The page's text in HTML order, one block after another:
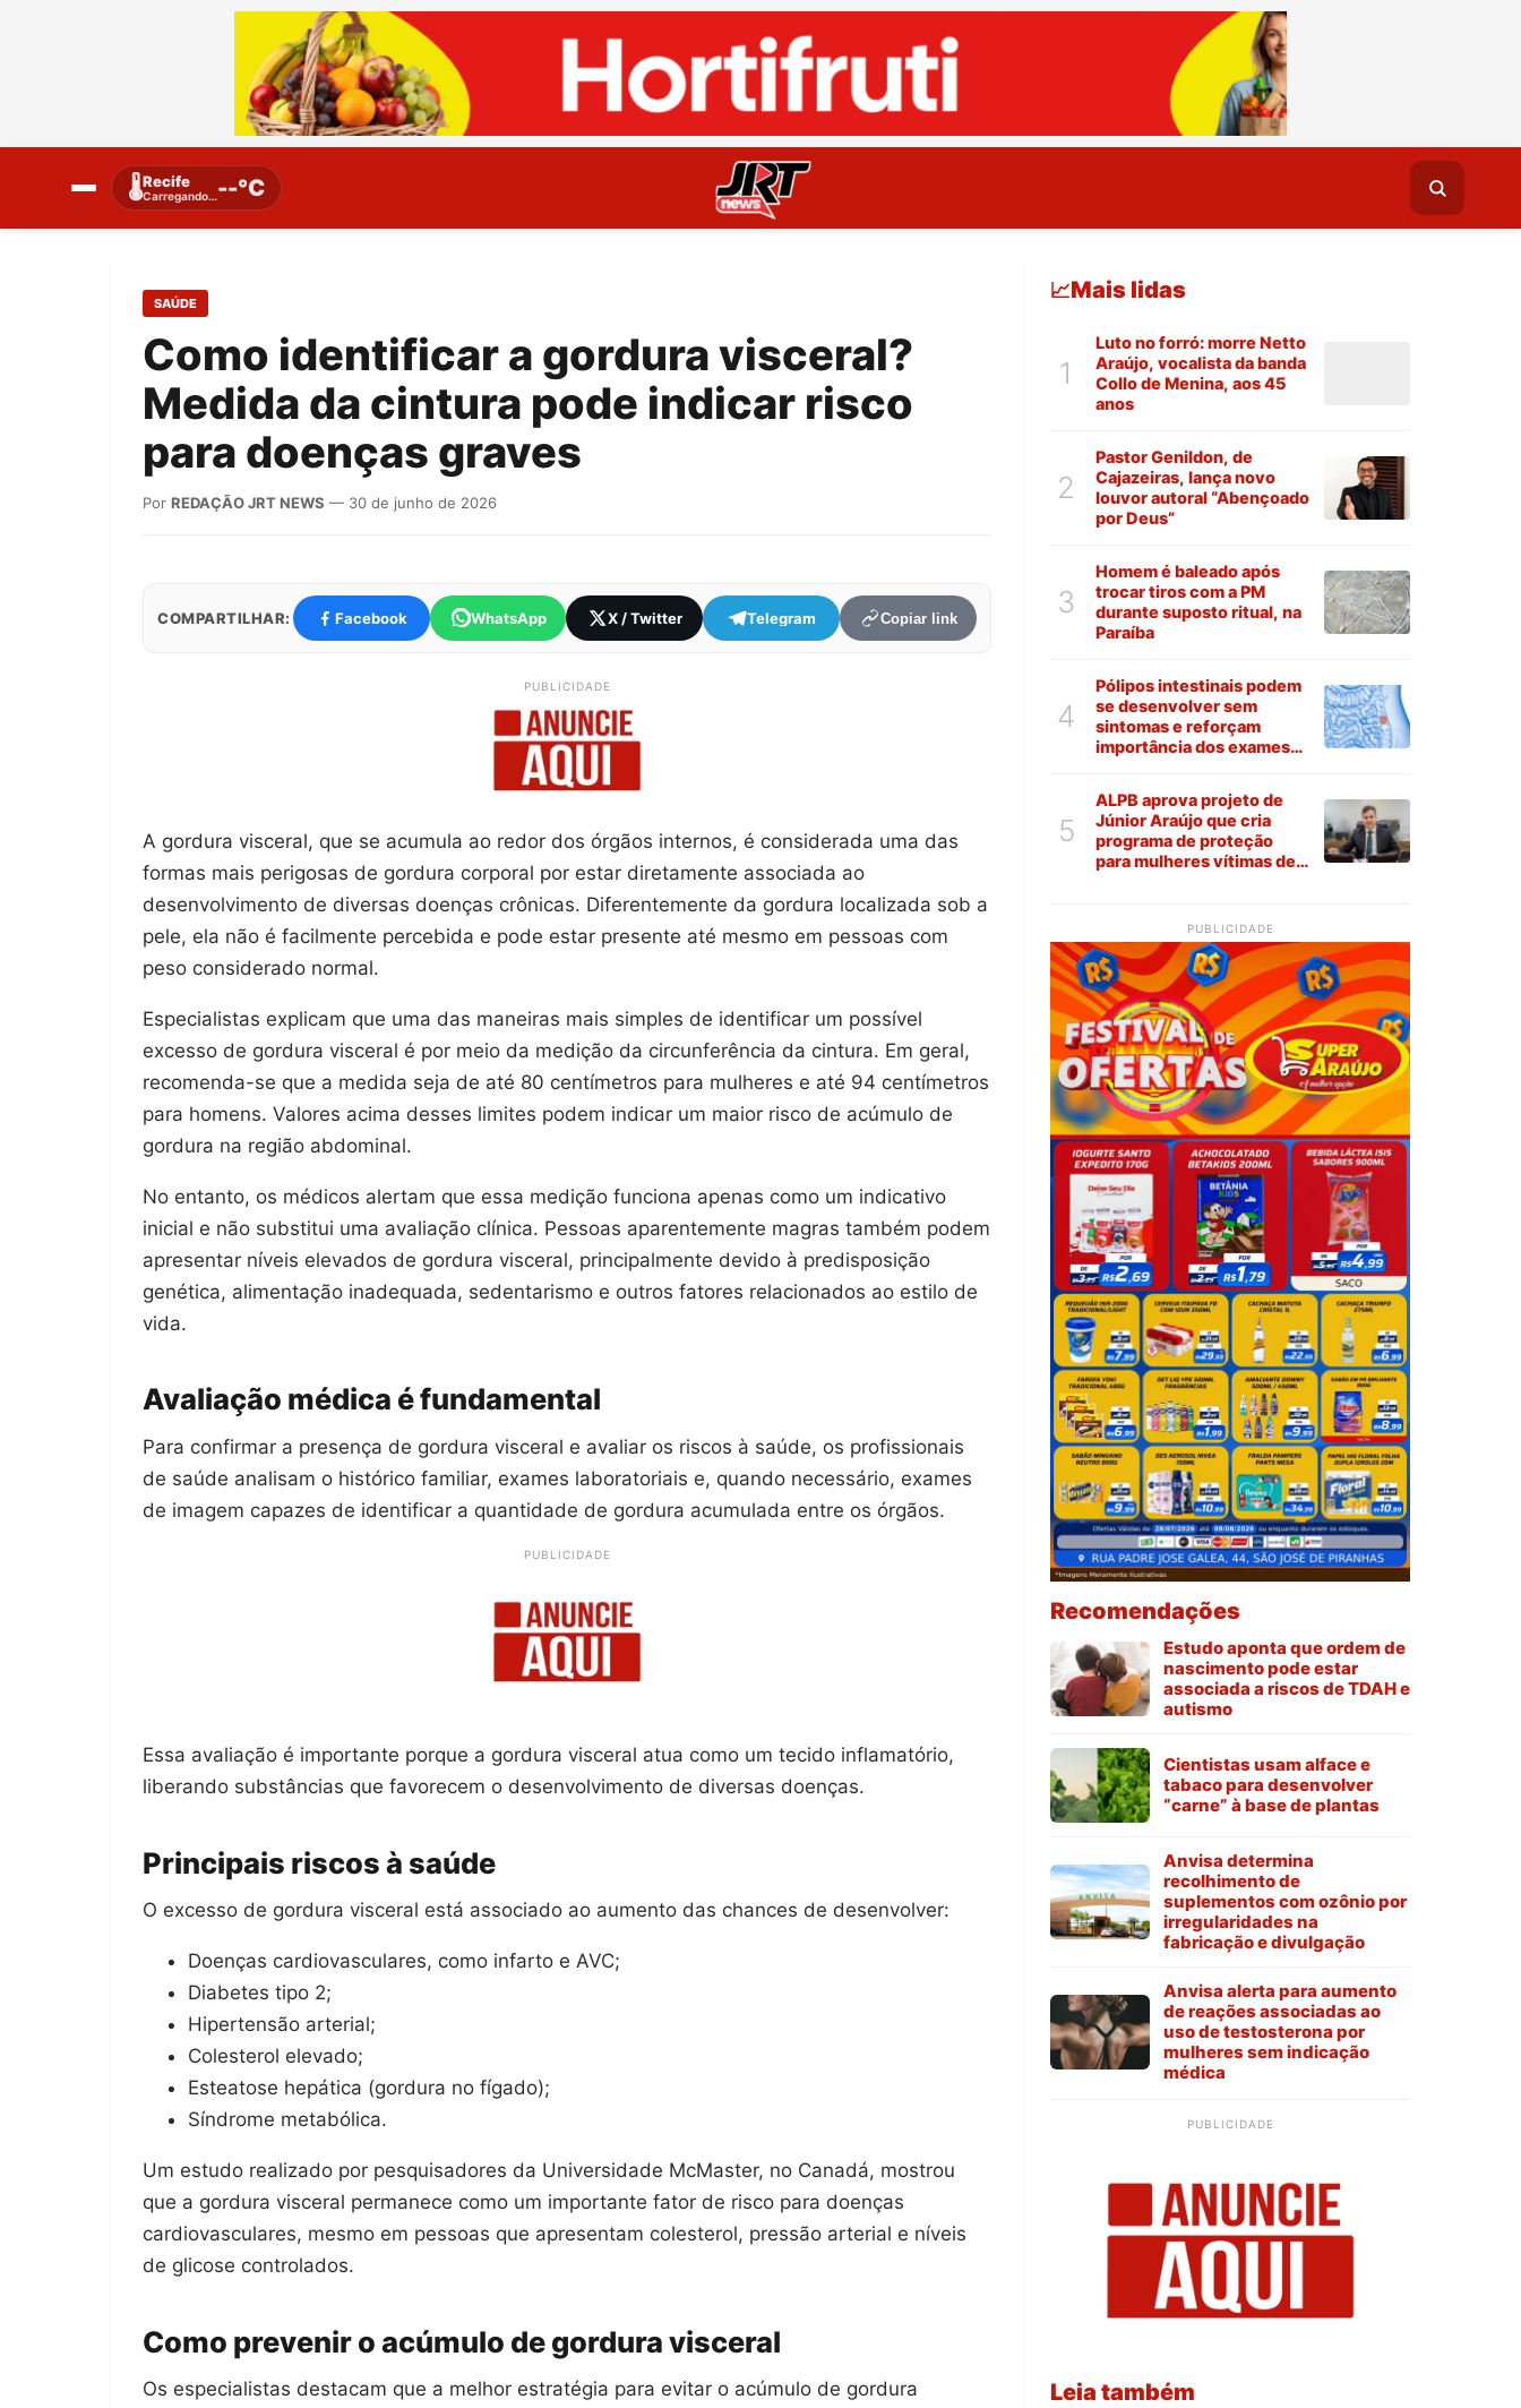
🌡️Recife
Carregando…--°C
SAÚDE
Como identificar a gordura visceral?
Medida da cintura pode indicar risco
para doenças graves
Por REDAÇÃO JRT NEWS — 30 de junho de 2026
COMPARTILHAR: Facebook WhatsApp X / Twitter Telegram Copiar link
PUBLICIDADE
A gordura visceral, que se acumula ao redor dos órgãos internos, é considerada uma das
formas mais perigosas de gordura corporal por estar diretamente associada ao
desenvolvimento de diversas doenças crônicas. Diferentemente da gordura localizada sob a
pele, ela não é facilmente percebida e pode estar presente até mesmo em pessoas com
peso considerado normal.
Especialistas explicam que uma das maneiras mais simples de identificar um possível
excesso de gordura visceral é por meio da medição da circunferência da cintura. Em geral,
recomenda-se que a medida seja de até 80 centímetros para mulheres e até 94 centímetros
para homens. Valores acima desses limites podem indicar um maior risco de acúmulo de
gordura na região abdominal.
No entanto, os médicos alertam que essa medição funciona apenas como um indicativo
inicial e não substitui uma avaliação clínica. Pessoas aparentemente magras também podem
apresentar níveis elevados de gordura visceral, principalmente devido à predisposição
genética, alimentação inadequada, sedentarismo e outros fatores relacionados ao estilo de
vida.
Avaliação médica é fundamental
Para confirmar a presença de gordura visceral e avaliar os riscos à saúde, os profissionais
de saúde analisam o histórico familiar, exames laboratoriais e, quando necessário, exames
de imagem capazes de identificar a quantidade de gordura acumulada entre os órgãos.
PUBLICIDADE
Essa avaliação é importante porque a gordura visceral atua como um tecido inflamatório,
liberando substâncias que favorecem o desenvolvimento de diversas doenças.
Principais riscos à saúde
O excesso de gordura visceral está associado ao aumento das chances de desenvolver:
Doenças cardiovasculares, como infarto e AVC;
Diabetes tipo 2;
Hipertensão arterial;
Colesterol elevado;
Esteatose hepática (gordura no fígado);
Síndrome metabólica.
Um estudo realizado por pesquisadores da Universidade McMaster, no Canadá, mostrou
que a gordura visceral permanece como um importante fator de risco para doenças
cardiovasculares, mesmo em pessoas que apresentam colesterol, pressão arterial e níveis
de glicose controlados.
Como prevenir o acúmulo de gordura visceral
Os especialistas destacam que a melhor estratégia para evitar o acúmulo de gordura
📈Mais lidas
1
Luto no forró: morre Netto
Araújo, vocalista da banda
Collo de Menina, aos 45
anos
2
Pastor Genildon, de
Cajazeiras, lança novo
louvor autoral “Abençoado
por Deus”
3
Homem é baleado após
trocar tiros com a PM
durante suposto ritual, na
Paraíba
4
Pólipos intestinais podem
se desenvolver sem
sintomas e reforçam
importância dos exames
5
ALPB aprova projeto de
Júnior Araújo que cria
programa de proteção
para mulheres vítimas de
PUBLICIDADE
Recomendações
Estudo aponta que ordem de
nascimento pode estar
associada a riscos de TDAH e
autismo
Cientistas usam alface e
tabaco para desenvolver
“carne” à base de plantas
Anvisa determina
recolhimento de
suplementos com ozônio por
irregularidades na
fabricação e divulgação
Anvisa alerta para aumento
de reações associadas ao
uso de testosterona por
mulheres sem indicação
médica
PUBLICIDADE
Leia também